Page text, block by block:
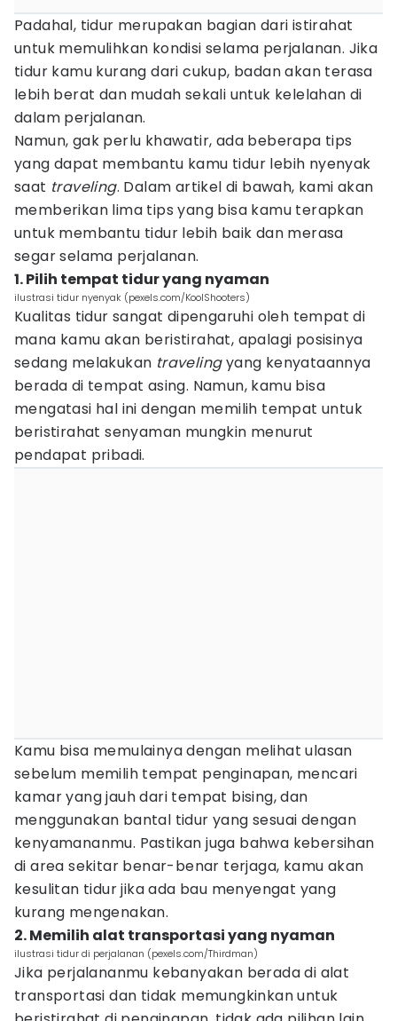
Padahal, tidur merupakan bagian dari istirahat
untuk memulihkan kondisi selama perjalanan. Jika
tidur kamu kurang dari cukup, badan akan terasa
lebih berat dan mudah sekali untuk kelelahan di
dalam perjalanan.
Namun, gak perlu khawatir, ada beberapa tips
yang dapat membantu kamu tidur lebih nyenyak
saat traveling. Dalam artikel di bawah, kami akan
memberikan lima tips yang bisa kamu terapkan
untuk membantu tidur lebih baik dan merasa
segar selama perjalanan.
1. Pilih tempat tidur yang nyaman
ilustrasi tidur nyenyak (pexels.com/KoolShooters)
Kualitas tidur sangat dipengaruhi oleh tempat di
mana kamu akan beristirahat, apalagi posisinya
sedang melakukan travelingyang kenyataannya
berada di tempat asing. Namun, kamu bisa
mengatasi hal ini dengan memilih tempat untuk
beristirahat senyaman mungkin menurut
pendapat pribadi.
Kamu bisa memulainya dengan melihat ulasan
sebelum memilih tempat penginapan, mencari
kamar yang jauh dari tempat bising, dan
menggunakan bantal tidur yang sesuai dengan
kenyamananmu. Pastikan juga bahwa kebersihan
di area sekitar benar-benar terjaga, kamu akan
kesulitan tidur jika ada bau menyengat yang
kurang mengenakan.
2. Memilih alat transportasi yang nyaman
ilustrasi tidur di perjalanan (pexels.com/Thirdman)
Jika perjalananmu kebanyakan berada di alat
transportasi dan tidak memungkinkan untuk